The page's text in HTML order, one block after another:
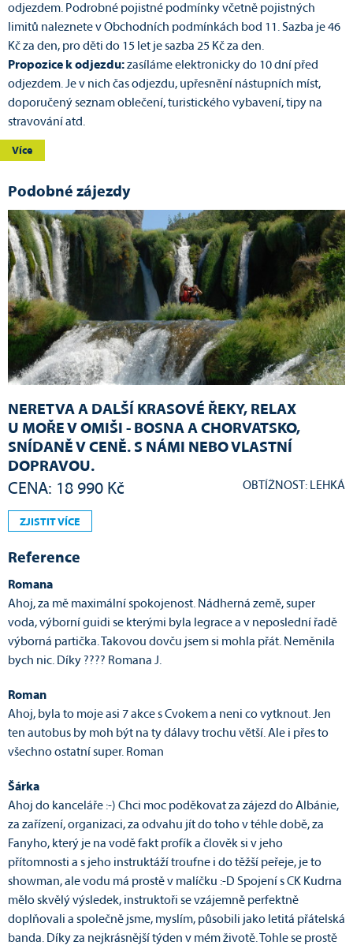
odjezdem. Podrobné pojistné podmínky včetně pojistných
limitů naleznete v Obchodních podmínkách bod 11. Sazba je 46
Kč za den, pro děti do 15 let je sazba 25 Kč za den.
Propozice k odjezdu:zasíláme elektronicky do 10 dní před
odjezdem. Je v nich čas odjezdu, upřesnění nástupních míst,
doporučený seznam oblečení, turistického vybavení, tipy na
stravování atd.
Více
Podobné zájezdy
NERETVA A DALŠÍ KRASOVÉ ŘEKY, RELAX
U MOŘE V OMIŠI - BOSNA A CHORVATSKO,
SNÍDANĚ V CENĚ. S NÁMI NEBO VLASTNÍ
DOPRAVOU.
CENA: 18 990 Kč OBTÍŽNOST: LEHKÁ
ZJISTIT VÍCE
Reference
Romana
Ahoj, za mě maximální spokojenost. Nádherná země, super
voda, výborní guidi se kterými byla legrace a v neposlední řadě
výborná partička. Takovou dovču jsem si mohla přát. Neměnila
bych nic. Díky ???? Romana J.
Roman
Ahoj, byla to moje asi 7 akce s Cvokem a neni co vytknout. Jen
ten autobus by moh být na ty dálavy trochu větší. Ale i přes to
všechno ostatní super. Roman
Šárka
Ahoj do kanceláře :-) Chci moc poděkovat za zájezd do Albánie,
za zařízení, organizaci, za odvahu jít do toho v téhle době, za
Fanyho, který je na vodě fakt profík a člověk si v jeho
přítomnosti a s jeho instruktáží troufne i do těžší peřeje, je to
showman, ale vodu má prostě v malíčku :-D Spojení s CK Kudrna
mělo skvělý výsledek, instruktoři se vzájemně perfektně
doplňovali a společně jsme, myslím, působili jako letitá přátelská
banda. Díky za nejkrásnější týden v mém životě. Tohle se prostě